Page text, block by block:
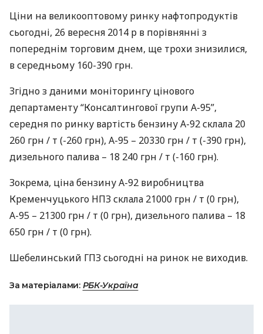
Ціни на великооптовому ринку нафтопродуктів
сьогодні, 26 вересня 2014 р в порівнянні з
попереднім торговим днем, ще трохи знизилися,
в середньому 160-390 грн.
Згідно з даними моніторингу цінового
департаменту “Консалтингової групи А-95”,
середня по ринку вартість бензину А-92 склала 20
260 грн / т (-260 грн), А-95 – 20330 грн / т (-390 грн),
дизельного палива – 18 240 грн / т (-160 грн).
Зокрема, ціна бензину А-92 виробництва
Кременчуцького НПЗсклала 21000 грн / т (0 грн),
А-95 – 21300 грн / т (0 грн), дизельного палива – 18
650 грн / т (0 грн).
Шебелинський ГПЗсьогодні на ринок не виходив.
За матеріалами: РБК-Україна